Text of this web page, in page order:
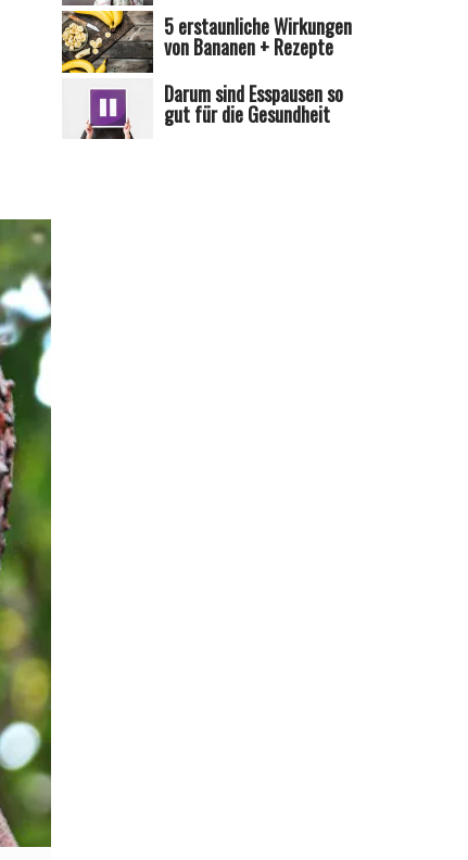
5 erstaunliche Wirkungen
von Bananen + Rezepte
Darum sind Esspausen so
gut für die Gesundheit